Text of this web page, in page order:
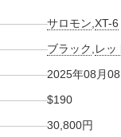
サロモン ,XT-6
ブラック レッ
2025年08月08
$190
30,800円